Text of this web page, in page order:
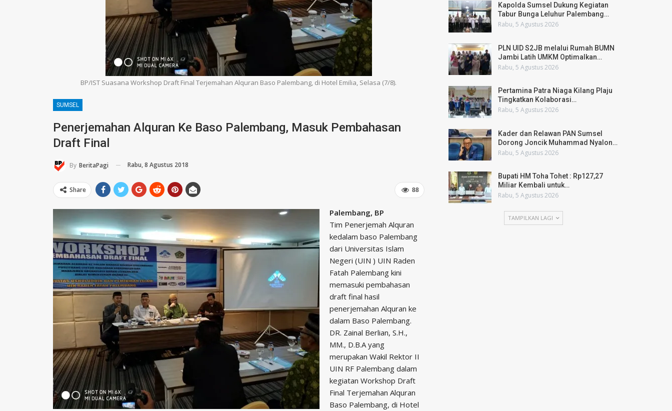
BP/IST Suasana Workshop Draft Final Terjemahan Alquran Baso Palembang, di Hotel Emilia, Selasa (7/8).
SUMSEL
Penerjemahan Alquran Ke Baso Palembang, Masuk Pembahasan
Draft Final
By BeritaPagi Rabu, 8 Agustus 2018
88
Share
Palembang, BP
Tim Penerjemah Alquran
kedalam baso Palembang
dari Universitas Islam
Negeri (UIN ) UIN Raden
Fatah Palembang kini
memasuki pembahasan
draft final hasil
penerjemahan Alquran ke
dalam Baso Palembang.
DR. Zainal Berlian, S.H.,
MM., D.B.A yang
merupakan Wakil Rektor II
UIN RF Palembang dalam
kegiatan Workshop Draft
Final Terjemahan Alquran
Baso Palembang, di Hotel
Kapolda Sumsel Dukung Kegiatan
Tabur Bunga Leluhur Palembang…
Rabu, 5 Agustus 2026
PLN UID S2JB melalui Rumah BUMN
Jambi Latih UMKM Optimalkan…
Rabu, 5 Agustus 2026
Pertamina Patra Niaga Kilang Plaju
Tingkatkan Kolaborasi…
Rabu, 5 Agustus 2026
Kader dan Relawan PAN Sumsel
Dorong Joncik Muhammad Nyalon…
Rabu, 5 Agustus 2026
Bupati HM Toha Tohet : Rp127,27
Miliar Kembali untuk…
Rabu, 5 Agustus 2026
TAMPILKAN LAGI